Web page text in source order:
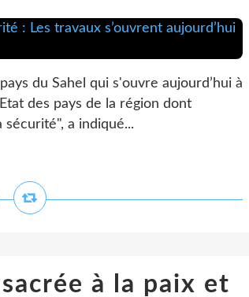
du Sahel qui s'ouvre aujourd’hui à
des pays de la région dont
sécurité", a indiqué...
à la paix et